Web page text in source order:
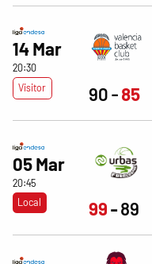
14 Mar
20:30
Visitor
90 85
05 Mar
20:45
Local
99 89